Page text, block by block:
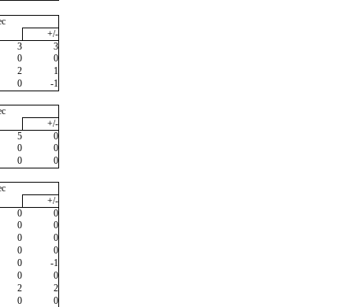
+/-
3
3
0
0
2
1
0
-1
+/-
5
0
0
0
0
0
+/-
0
0
0
0
0
0
0
0
0
-1
0
0
2
2
0
0